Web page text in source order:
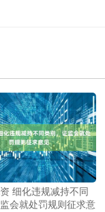
细化违规减持不同
会就处罚规则征求意